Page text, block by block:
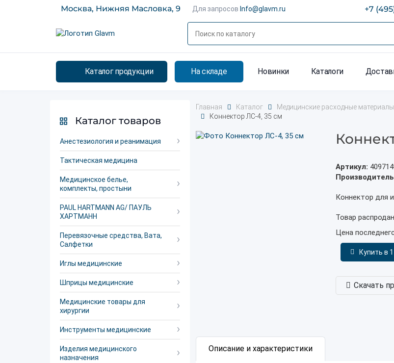
Москва, Нижняя Масловка, 9 Для запросов Info@glavm.ru +7
Каталог продукции На складе Новинки Каталоги
Каталог товаров
Анестезиология и реанимация
Тактическая медицина
Медицинское белье,
комплекты, простыни
PAUL HARTMANN AG/ ПАУЛЬ
ХАРТМАНН
Перевязочные средства, Вата,
Салфетки
Иглы медицинские
Шприцы медицинские
Медицинские товары для
хирургии
Инструменты медицинские
Изделия медицинского
назначения
Главная Каталог Медицинские расходные материалы
Коннектор ЛС-4, 35 см
Артикул:
Коннектор для
Товар
Цена
Купить в
Скачать
Описание и характеристики